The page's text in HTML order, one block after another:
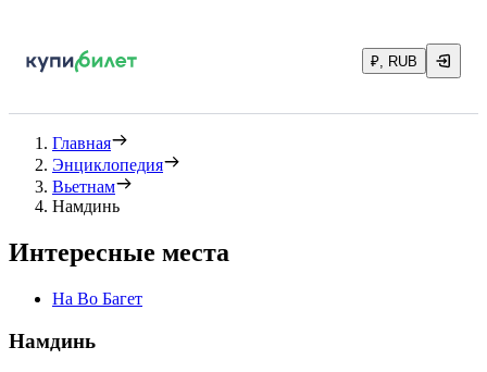
₽, RUB
Главная
Энциклопедия
Вьетнам
Намдинь
Интересные места
Ha Bo Багет
Намдинь